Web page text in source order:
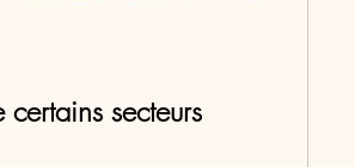
secteurs